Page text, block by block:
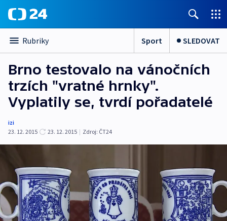
Rubriky Sport SLEDOVAT
Brno testovalo na vánočních
trzích "vratné hrnky".
Vyplatily se, tvrdí pořadatelé
izi
23. 12. 2015
23. 12. 2015 | Zdroj: ČT24